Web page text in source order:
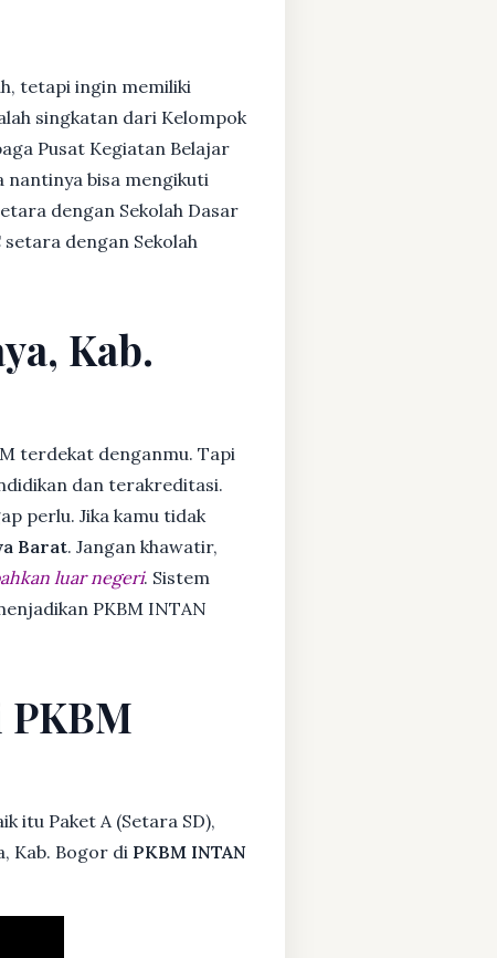
tetapi ingin memiliki
singkatan dari Kelompok
Pusat Kegiatan Belajar
nantinya bisa mengikuti
dengan Sekolah Dasar
dengan Sekolah
Kab.
terdekat denganmu. Tapi
dan terakreditasi.
perlu. Jika kamu tidak
Barat. Jangan khawatir,
luar negeri. Sistem
PKBM INTAN
PKBM
itu Paket A (Setara SD),
Kab. Bogor di PKBM INTAN